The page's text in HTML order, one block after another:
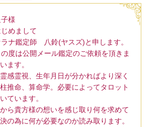
様
じめまして
ラナ鑑定師 八鈴(ヤスズ)と申します。
の度は公開メール鑑定のご依頼を頂きま
ます。
感霊視、生年月日が分かればより深く
推命、算命学。必要によってタロット
ています。
ら貴方様の想いを感じ取り何を求めて
の為に何が必要なのか読み取ります。